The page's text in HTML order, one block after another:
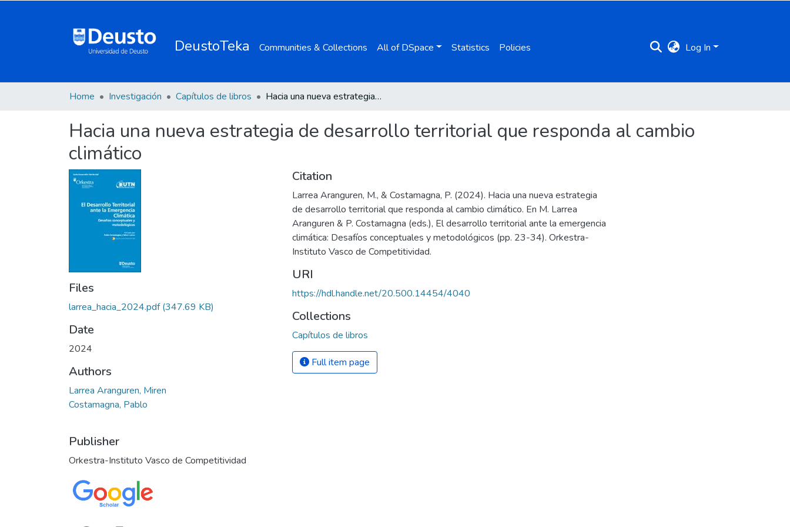
DeustoTeka Communities & Collections All of DSpace Statistics Policies Log In
Home Investigación Capítulos de libros Hacia una nueva estrategia de desarrollo territorial que responda al cambio climático
Hacia una nueva estrategia de desarrollo territorial que responda al cambio
climático
Files
larrea_hacia_2024.pdf(347.69 KB)
Date
2024
Authors
Larrea Aranguren, Miren
Costamagna, Pablo
Publisher
Orkestra-Instituto Vasco de Competitividad
Citation
Larrea Aranguren, M., & Costamagna, P. (2024). Hacia una nueva estrategia
de desarrollo territorial que responda al cambio climático. En M. Larrea
Aranguren & P. Costamagna (eds.), El desarrollo territorial ante la emergencia
climática: Desafíos conceptuales y metodológicos (pp. 23-34). Orkestra-
Instituto Vasco de Competitividad.
URI
https://hdl.handle.net/20.500.14454/4040
Collections
Capítulos de libros
Full item page